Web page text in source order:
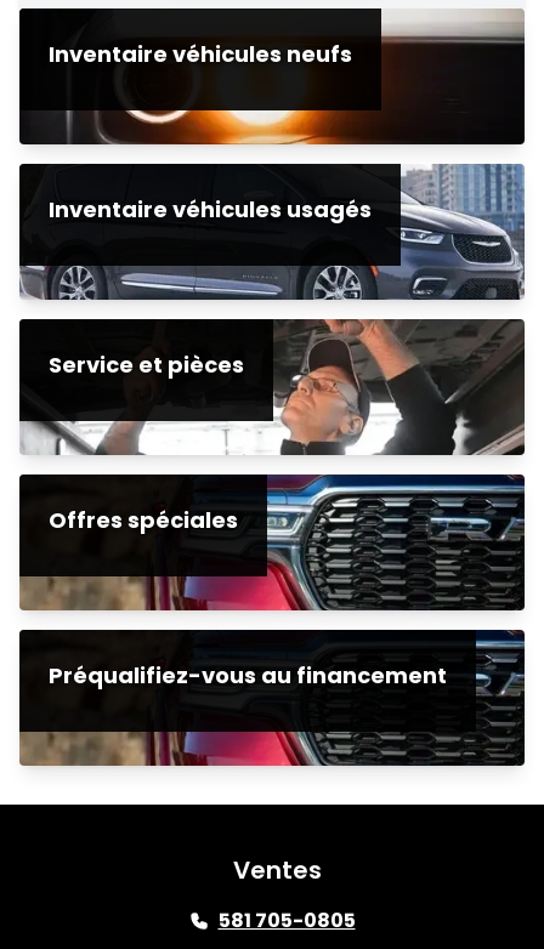
Inventaire véhicules neufs
Inventaire véhicules usagés
Service et pièces
Offres spéciales
Préqualifiez-vous au financement
Ventes
581 705-0805